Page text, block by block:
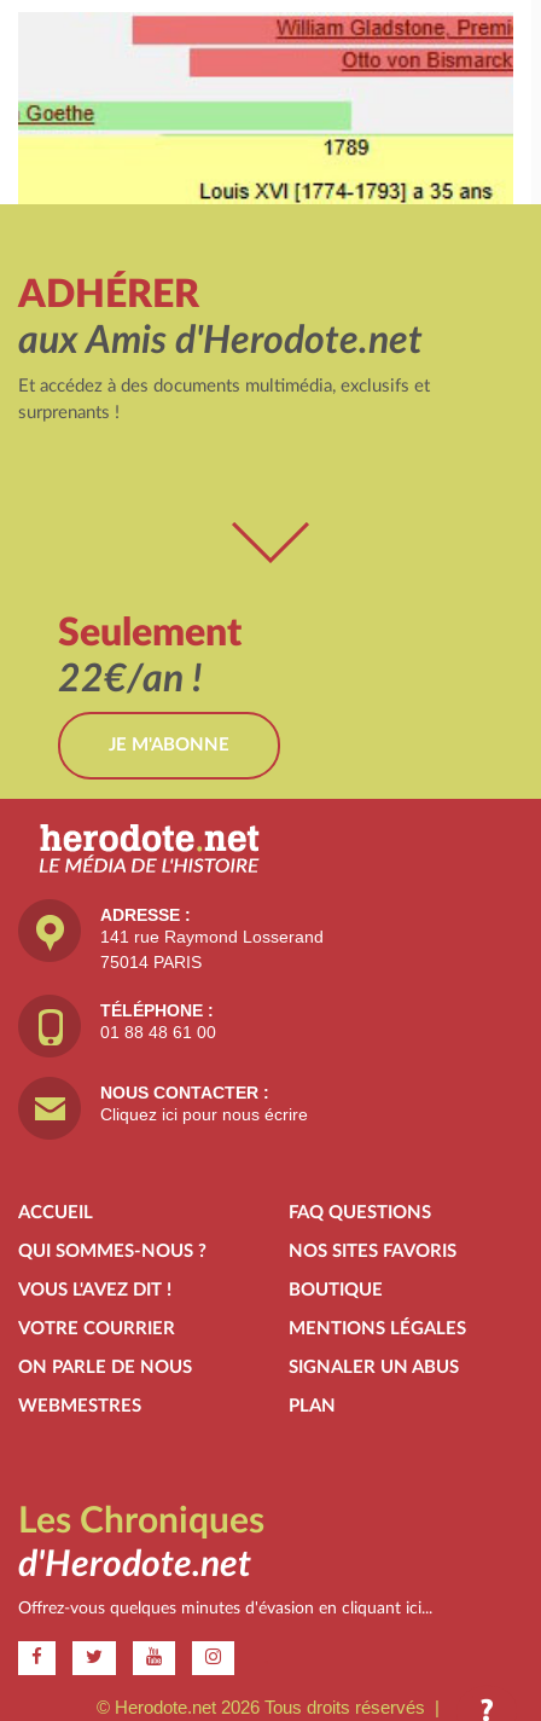
ADHÉRER
aux Amis d'Herodote.net
Et accédez à des documents multimédia, exclusifs et
surprenants !
Seulement
22€/an !
JE M'ABONNE
ADRESSE :
141 rue Raymond Losserand
75014 PARIS
TÉLÉPHONE :
01 88 48 61 00
NOUS CONTACTER :
Cliquez ici pour nous écrire
ACCUEIL
QUI SOMMES-NOUS ?
VOUS L'AVEZ DIT !
VOTRE COURRIER
ON PARLE DE NOUS
WEBMESTRES
FAQ QUESTIONS
NOS SITES FAVORIS
BOUTIQUE
MENTIONS LÉGALES
SIGNALER UN ABUS
PLAN
Les Chroniques
d'Herodote.net
Offrez-vous quelques minutes d'évasion en cliquant ici...
© Herodote.net 2026 Tous droits réservés |